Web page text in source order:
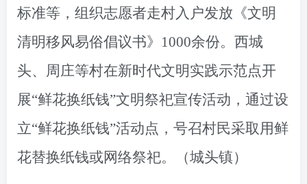
标准等，组织志愿者走村入户发放 《文明
清明移风易俗倡议书》 1000余份。 西城
头、周庄等村在新时代文明实践示范点开
展“鲜花换纸钱”文明祭祀宣传活动，通过设
立“鲜花换纸钱”活动点，号召村民采取用鲜
花替换纸钱或网络祭祀。
（城头镇）